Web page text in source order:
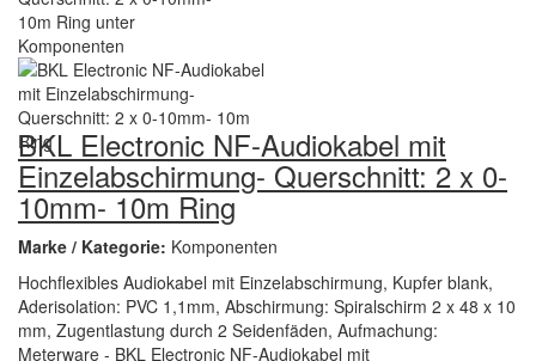
BKL Electronic NF-Audiokabel mit
Einzelabschirmung- Querschnitt: 2 x 0-
10mm- 10m Ring
Marke / Kategorie: Komponenten
Hochflexibles Audiokabel mit Einzelabschirmung, Kupfer blank,
Aderisolation: PVC 1,1mm, Abschirmung: Spiralschirm 2 x 48 x 10
mm, Zugentlastung durch 2 Seidenfäden, Aufmachung:
Meterware - BKL Electronic NF-Audiokabel mit